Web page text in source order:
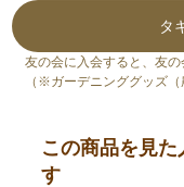
タ
友の会に入会すると、友の
（※ガーデニンググッズ（
この商品を見
す